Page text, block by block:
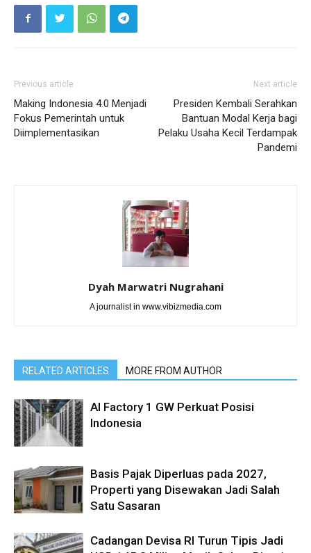
Previous article
Making Indonesia 4.0 Menjadi
Fokus Pemerintah untuk
Diimplementasikan
Next article
Presiden Kembali Serahkan
Bantuan Modal Kerja bagi
Pelaku Usaha Kecil Terdampak
Pandemi
Dyah Marwatri Nugrahani
A journalist in www.vibizmedia.com
RELATED ARTICLES MORE FROM AUTHOR
AI Factory 1 GW Perkuat Posisi
Indonesia
Basis Pajak Diperluas pada 2027,
Properti yang Disewakan Jadi Salah
Satu Sasaran
Cadangan Devisa RI Turun Tipis Jadi